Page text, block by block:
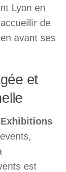
Lyon en
de
avant ses
et
est